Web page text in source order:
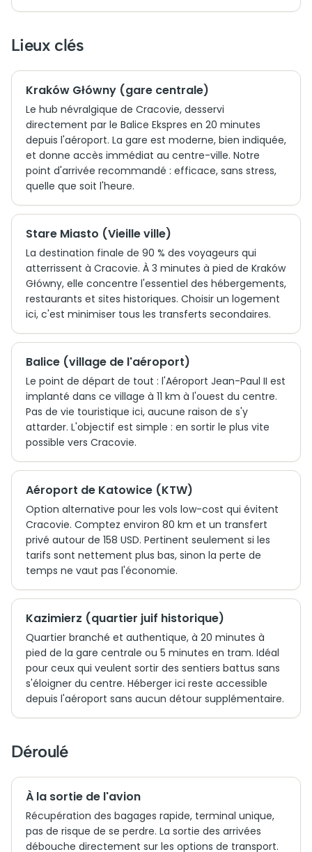
Lieux clés
Kraków Główny (gare centrale)
Le hub névralgique de Cracovie, desservi
directement par le Balice Ekspres en 20 minutes
depuis l'aéroport. La gare est moderne, bien indiquée,
et donne accès immédiat au centre-ville. Notre
point d'arrivée recommandé : efficace, sans stress,
quelle que soit l'heure.
Stare Miasto (Vieille ville)
La destination finale de 90 % des voyageurs qui
atterrissent à Cracovie. À 3 minutes à pied de Kraków
Główny, elle concentre l'essentiel des hébergements,
restaurants et sites historiques. Choisir un logement
ici, c'est minimiser tous les transferts secondaires.
Balice (village de l'aéroport)
Le point de départ de tout : l'Aéroport Jean-Paul II est
implanté dans ce village à 11 km à l'ouest du centre.
Pas de vie touristique ici, aucune raison de s'y
attarder. L'objectif est simple : en sortir le plus vite
possible vers Cracovie.
Aéroport de Katowice (KTW)
Option alternative pour les vols low-cost qui évitent
Cracovie. Comptez environ 80 km et un transfert
privé autour de 158 USD. Pertinent seulement si les
tarifs sont nettement plus bas, sinon la perte de
temps ne vaut pas l'économie.
Kazimierz (quartier juif historique)
Quartier branché et authentique, à 20 minutes à
pied de la gare centrale ou 5 minutes en tram. Idéal
pour ceux qui veulent sortir des sentiers battus sans
s'éloigner du centre. Héberger ici reste accessible
depuis l'aéroport sans aucun détour supplémentaire.
Déroulé
À la sortie de l'avion
Récupération des bagages rapide, terminal unique,
pas de risque de se perdre. La sortie des arrivées
débouche directement sur les options de transport.